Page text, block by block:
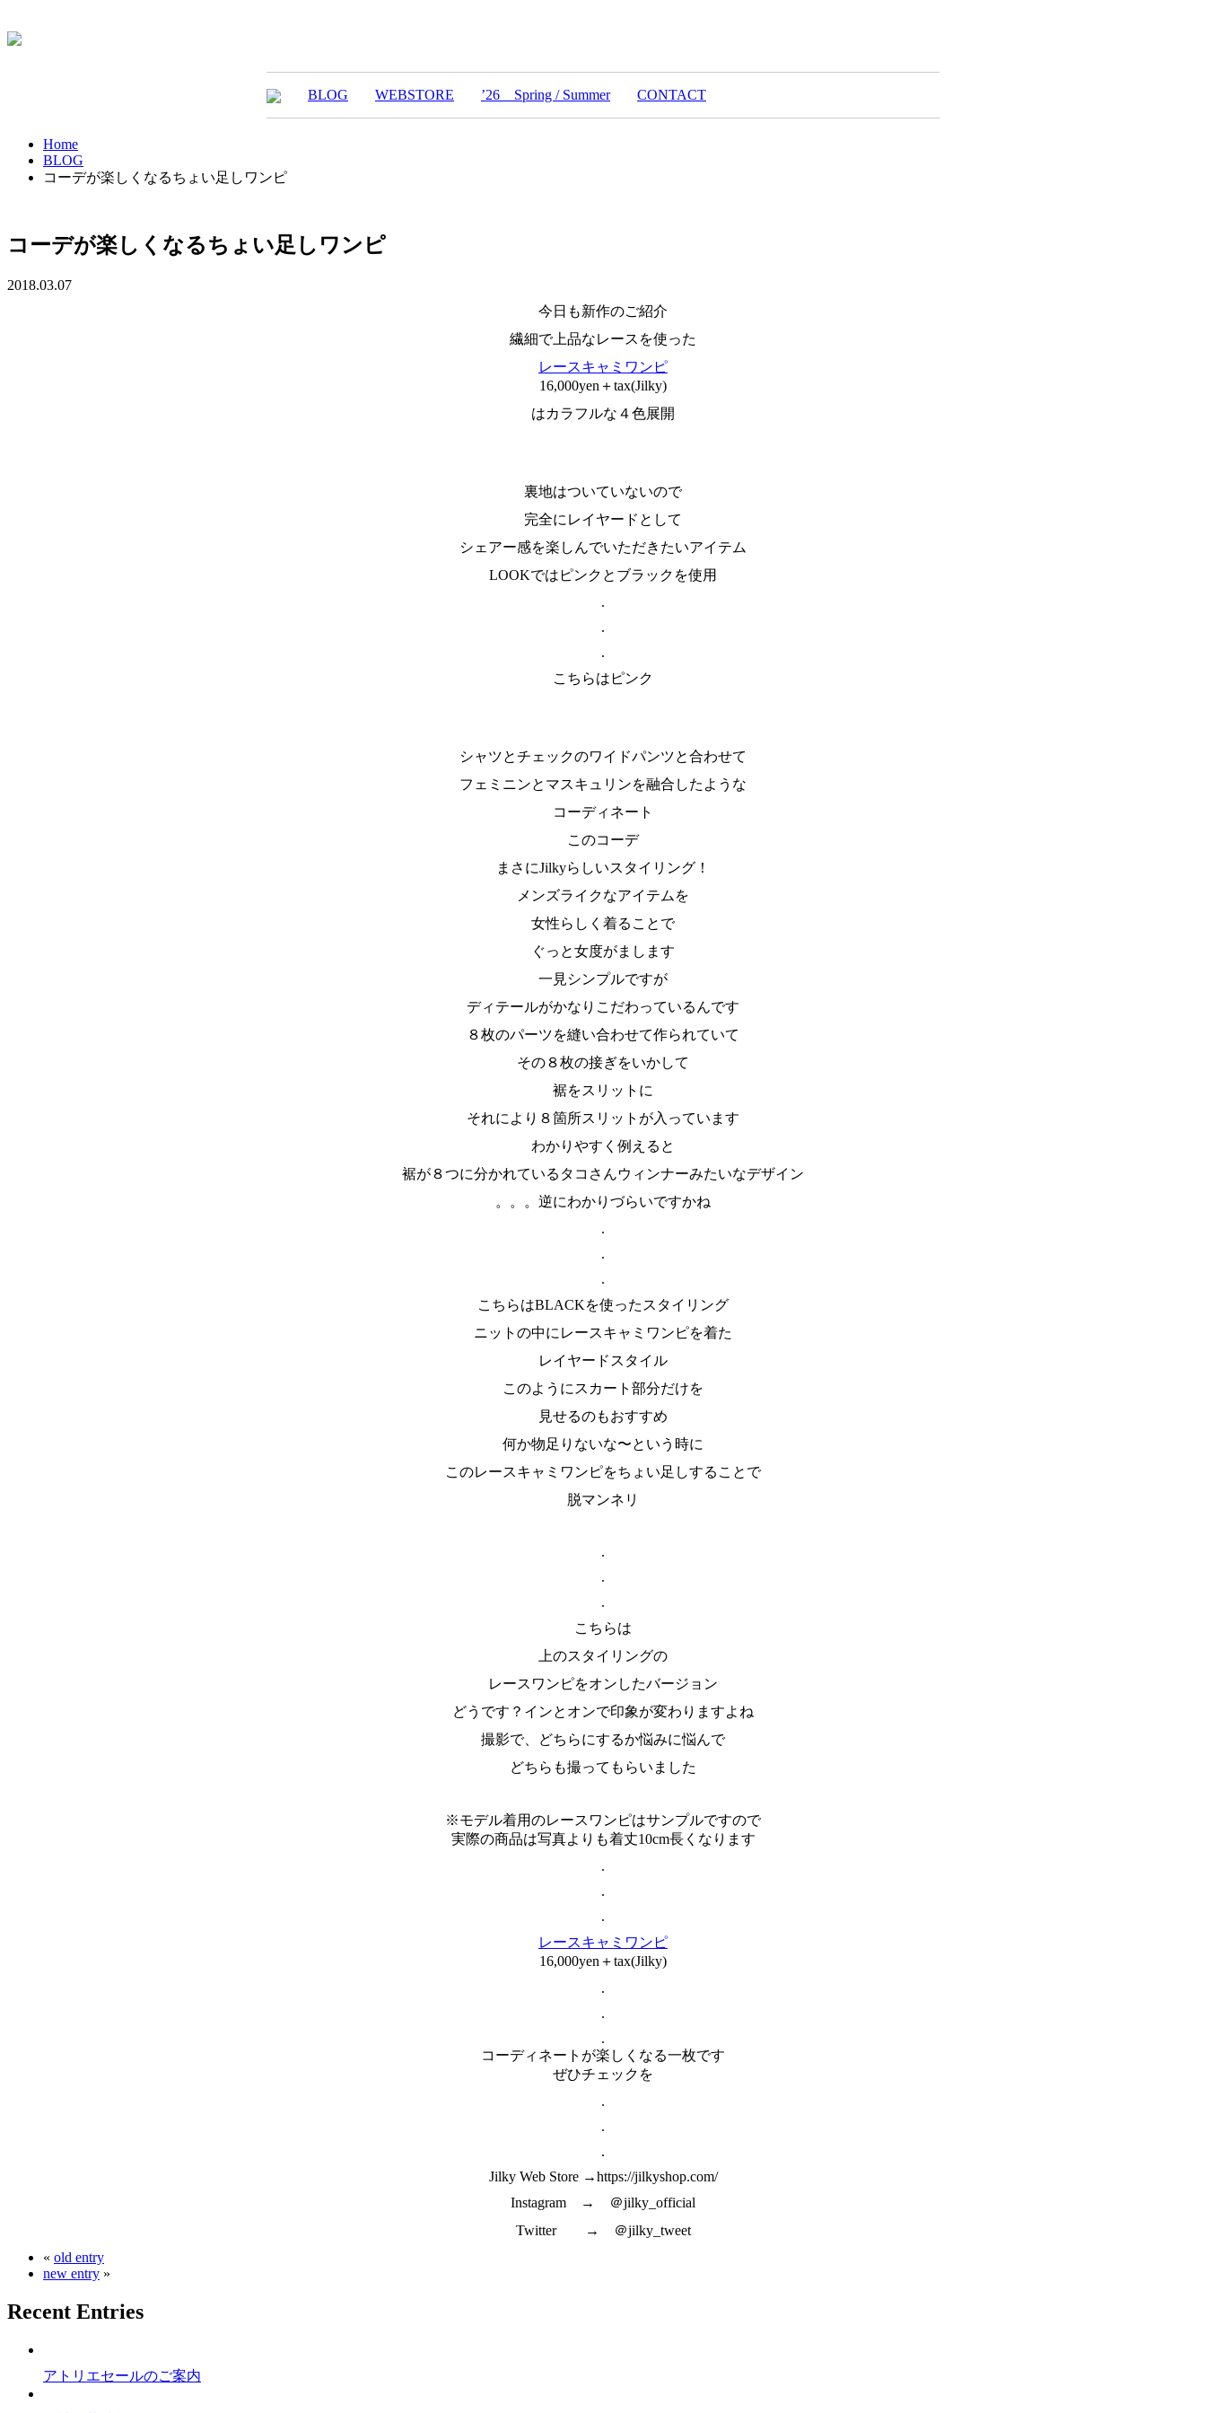
BLOG WEBSTORE ’26 Spring / Summer CONTACT
Home
BLOG
コーデが楽しくなるちょい足しワンピ
コーデが楽しくなるちょい足しワンピ
2018.03.07
今日も新作のご紹介
繊細で上品なレースを使った
レースキャミワンピ
16,000yen＋tax(Jilky)
はカラフルな４色展開
裏地はついていないので
完全にレイヤードとして
シェアー感を楽しんでいただきたいアイテム
LOOKではピンクとブラックを使用
.
.
.
こちらはピンク
シャツとチェックのワイドパンツと合わせて
フェミニンとマスキュリンを融合したような
コーディネート
このコーデ
まさにJilkyらしいスタイリング！
メンズライクなアイテムを
女性らしく着ることで
ぐっと女度がまします
一見シンプルですが
ディテールがかなりこだわっているんです
８枚のパーツを縫い合わせて作られていて
その８枚の接ぎをいかして
裾をスリットに
それにより８箇所スリットが入っています
わかりやすく例えると
裾が８つに分かれているタコさんウィンナーみたいなデザイン
。。。逆にわかりづらいですかね
.
.
.
こちらはBLACKを使ったスタイリング
ニットの中にレースキャミワンピを着た
レイヤードスタイル
このようにスカート部分だけを
見せるのもおすすめ
何か物足りないな〜という時に
このレースキャミワンピをちょい足しすることで
脱マンネリ
.
.
.
こちらは
上のスタイリングの
レースワンピをオンしたバージョン
どうです？インとオンで印象が変わりますよね
撮影で、どちらにするか悩みに悩んで
どちらも撮ってもらいました
※モデル着用のレースワンピはサンプルですので
実際の商品は写真よりも着丈10cm長くなります
.
.
.
レースキャミワンピ
16,000yen＋tax(Jilky)
.
.
.
コーディネートが楽しくなる一枚です
ぜひチェックを
.
.
.
Jilky Web Store →https://jilkyshop.com/
Instagram → ＠jilky_official
Twitter → ＠jilky_tweet
« old entry
new entry »
Recent Entries
アトリエセールのご案内